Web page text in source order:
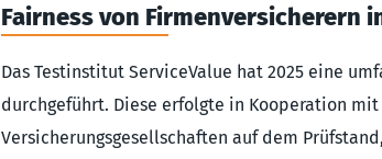
Fairness von Firmenversicherern
Das Testinstitut ServiceValue hat 2025 eine
durchgeführt. Diese erfolgte in Kooperation mit
Versicherungsgesellschaften auf dem